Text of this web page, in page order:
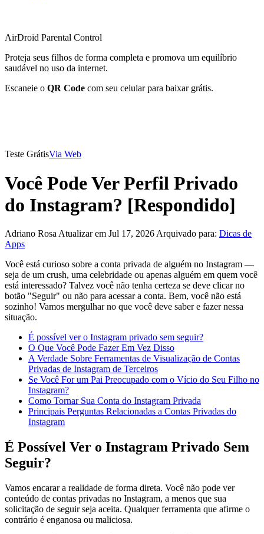
AirDroid Parental Control
Proteja seus filhos de forma completa e promova um equilíbrio
saudável no uso da internet.
Escaneie o QR Code com seu celular para baixar grátis.
Teste GrátisVia Web
Você Pode Ver Perfil Privado
do Instagram? [Respondido]
Adriano Rosa Atualizar em Jul 17, 2026 Arquivado para: Dicas de
Apps
Você está curioso sobre a conta privada de alguém no Instagram —
seja de um crush, uma celebridade ou apenas alguém em quem você
está interessado? Talvez você não tenha certeza se deve clicar no
botão "Seguir" ou não para acessar a conta. Bem, você não está
sozinho! Vamos mergulhar no que você deve saber e fazer nessa
situação.
É possível ver o Instagram privado sem seguir?
O Que Você Pode Fazer Em Vez Disso
A Verdade Sobre Ferramentas de Visualização de Contas
Privadas de Instagram de Terceiros
Se Você For um Pai Preocupado com o Vício do Seu Filho no
Instagram?
Como Tornar Sua Conta do Instagram Privada
Principais Perguntas Relacionadas a Contas Privadas do
Instagram
É Possível Ver o Instagram Privado Sem
Seguir?
Vamos encarar a realidade de forma direta. Você não pode ver
conteúdo de contas privadas no Instagram, a menos que sua
solicitação de seguir seja aceita. Qualquer ferramenta que afirme o
contrário é enganosa ou maliciosa.